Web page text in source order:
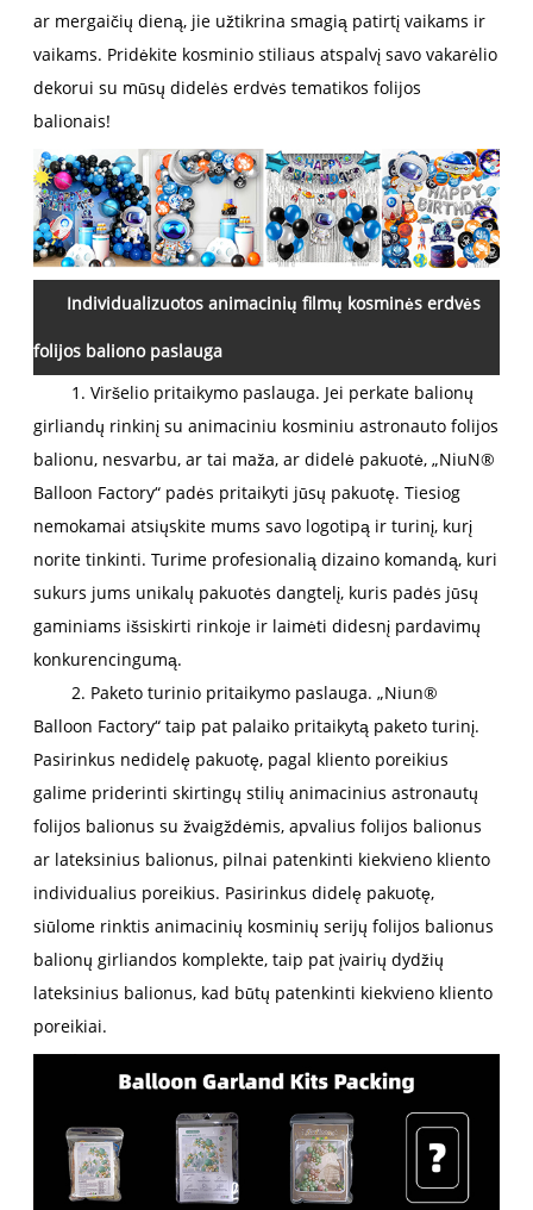
ar mergaičių dieną, jie užtikrina smagią patirtį vaikams ir
vaikams. Pridėkite kosminio stiliaus atspalvį savo vakarėlio
dekorui su mūsų didelės erdvės tematikos folijos
balionais!
Individualizuotos animacinių filmų kosminės erdvės
folijos baliono paslauga
1. Viršelio pritaikymo paslauga. Jei perkate balionų
girliandų rinkinį su animaciniu kosminiu astronauto folijos
balionu, nesvarbu, ar tai maža, ar didelė pakuotė, „NiuN®
Balloon Factory“ padės pritaikyti jūsų pakuotę. Tiesiog
nemokamai atsiųskite mums savo logotipą ir turinį, kurį
norite tinkinti. Turime profesionalią dizaino komandą, kuri
sukurs jums unikalų pakuotės dangtelį, kuris padės jūsų
gaminiams išsiskirti rinkoje ir laimėti didesnį pardavimų
konkurencingumą.
2. Paketo turinio pritaikymo paslauga. „Niun®
Balloon Factory“ taip pat palaiko pritaikytą paketo turinį.
Pasirinkus nedidelę pakuotę, pagal kliento poreikius
galime priderinti skirtingų stilių animacinius astronautų
folijos balionus su žvaigždėmis, apvalius folijos balionus
ar lateksinius balionus, pilnai patenkinti kiekvieno kliento
individualius poreikius. Pasirinkus didelę pakuotę,
siūlome rinktis animacinių kosminių serijų folijos balionus
balionų girliandos komplekte, taip pat įvairių dydžių
lateksinius balionus, kad būtų patenkinti kiekvieno kliento
poreikiai.